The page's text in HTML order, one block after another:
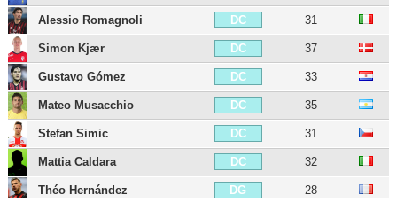
Alessio Romagnoli DC 31
Simon Kjær DC 37
Gustavo Gómez DC 33
Mateo Musacchio DC 35
Stefan Simic DC 31
Mattia Caldara DC 32
Théo Hernández DG 28